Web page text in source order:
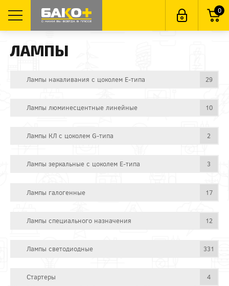
0
ЛАМПЫ
Лампы накаливания с цоколем E-типа 29
Лампы люминесцентные линейные 10
Лампы КЛ с цоколем G-типа 2
Лампы зеркальные с цоколем E-типа 3
Лампы галогенные 17
Лампы специального назначения 12
Лампы светодиодные 331
Стартеры 4